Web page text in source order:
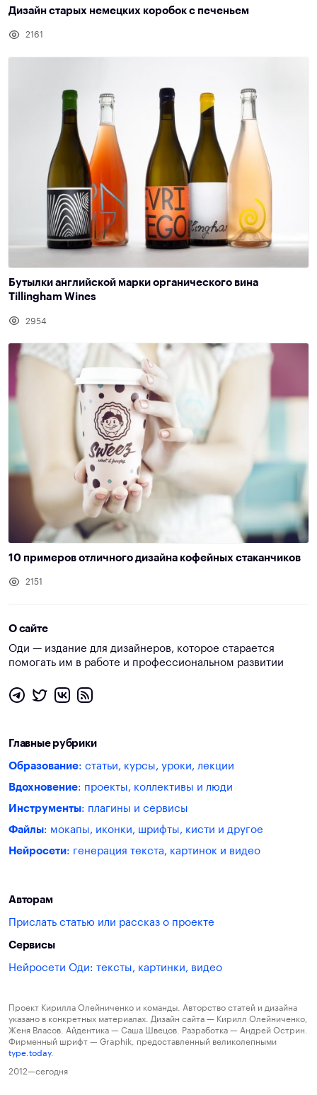
Дизайн старых немецких коробок с печеньем
2161
Бутылки английской марки органического вина
Tillingham Wines
2954
10 примеров отличного дизайна кофейных стаканчиков
2151
О сайте
Оди — издание для дизайнеров, которое старается
помогать им в работе и профессиональном развитии
Главные рубрики
Образование: статьи, курсы, уроки, лекции
Вдохновение: проекты, коллективы и люди
Инструменты: плагины и сервисы
Файлы: мокапы, иконки, шрифты, кисти и другое
Нейросети: генерация текста, картинок и видео
Авторам
Прислать статью или рассказ о проекте
Сервисы
Нейросети Оди: тексты, картинки, видео
Проект Кирилла Олейниченко и команды. Авторство статей и дизайна
указано в конкретных материалах. Дизайн сайта — Кирилл Олейниченко,
Женя Власов. Айдентика — Саша Швецов. Разработка — Андрей Острин.
Фирменный шрифт — Graphik, предоставленный великолепными
type.today.
2012—сегодня